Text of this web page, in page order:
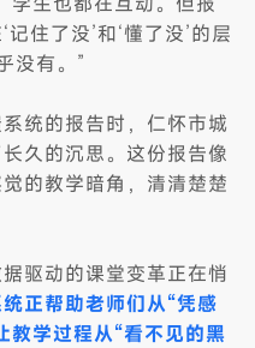
住了没’和‘懂了没’的层
没有。”
统的报告时，仁怀市城
久的沉思。这份报告像
的教学暗角，清清楚楚
驱动的课堂变革正在悄
正帮助老师们从“凭感
教学过程从“看不见的黑